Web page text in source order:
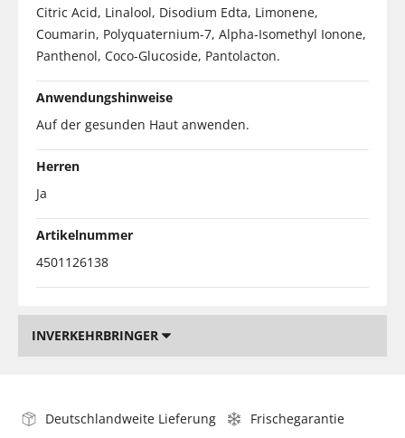
Citric Acid, Linalool, Disodium Edta, Limonene,
Coumarin, Polyquaternium-7, Alpha-Isomethyl Ionone,
Panthenol, Coco-Glucoside, Pantolacton.
Anwendungshinweise
Auf der gesunden Haut anwenden.
Herren
Ja
Artikelnummer
4501126138
INVERKEHRBRINGER
Deutschlandweite Lieferung
Frischegarantie